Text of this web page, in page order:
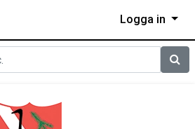
Logga in
Sök